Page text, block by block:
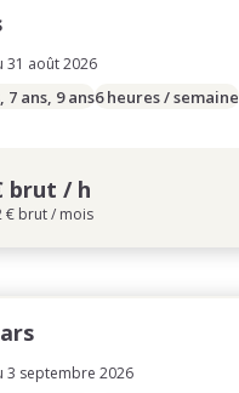
31 août 2026
7 ans, 9 ans6 heures / semaine
brut / h
€ brut / mois
3 septembre 2026